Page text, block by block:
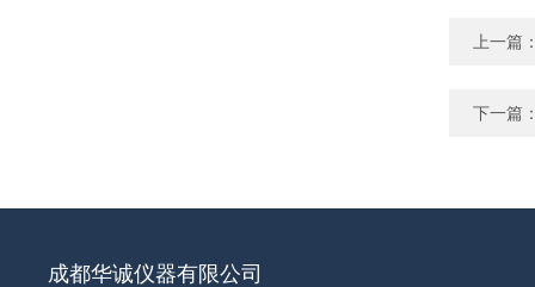
上一篇
下一篇
成都华诚仪器有限公司